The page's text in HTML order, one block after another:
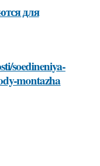
для
soedineniya-
montazha